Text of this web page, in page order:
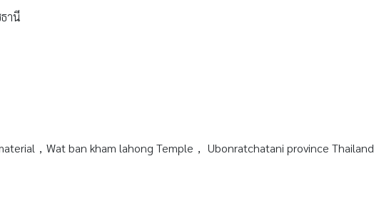
านี
，Wat ban kham lahong Temple， Ubonratchatani province Thailand